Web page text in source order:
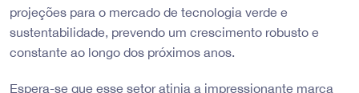
projeções para o mercado de tecnologia verde e
sustentabilidade, prevendo um crescimento robusto e
constante ao longo dos próximos anos.
Espera-se que esse setor atinja a impressionante marca